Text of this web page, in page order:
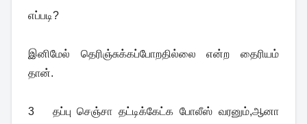
எப்படி?
இனிமேல் தெரிஞ்சுக்கப்போறதில்லை என்ற தைரியம்
தான்.
3 தப்பு செஞ்சா தட்டிக்கேட்க போலீஸ் வரனும்,ஆனா